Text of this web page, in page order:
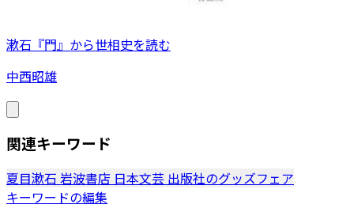
漱石『門』から世相史を読む
中西昭雄
関連キーワード
夏目漱石 岩波書店 日本文芸 出版社のグッズフェア
キーワードの編集